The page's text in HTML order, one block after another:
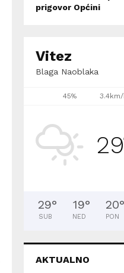
prigovor Općini
Vitez
Blaga Naoblaka
45% 3.4km/
29
29°
SUB
19°
NED
20°
PON
AKTUALNO